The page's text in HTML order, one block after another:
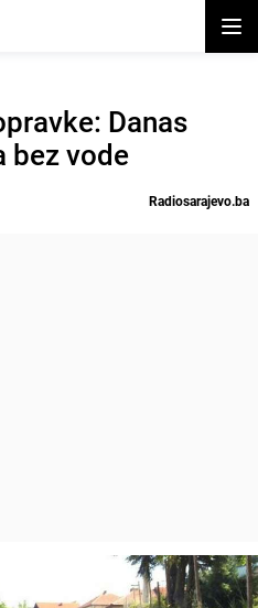
Danas
bez vode
Radiosarajevo.ba